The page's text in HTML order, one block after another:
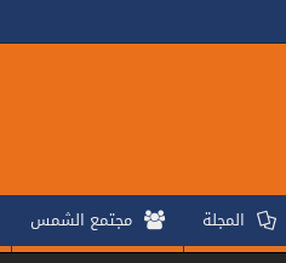
المجلة مجتمع الشمس